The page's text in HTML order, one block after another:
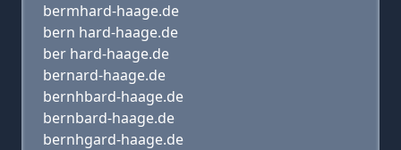
bermhard-haage.de
bern hard-haage.de
ber hard-haage.de
bernard-haage.de
bernhbard-haage.de
bernbard-haage.de
bernhgard-haage.de